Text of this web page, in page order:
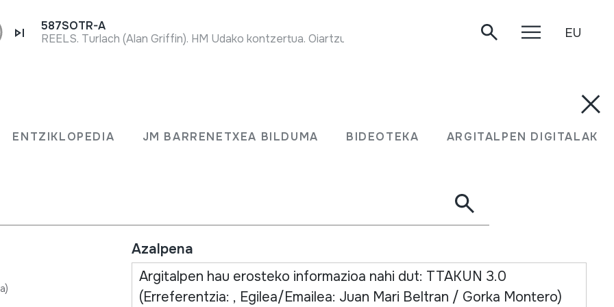
ENTZIKLOPEDIA JM BARRENETXEA BILDUMA BIDEOTEKA ARGITALPEN DIGITALAK
587SOTR-A
EU
Azalpena